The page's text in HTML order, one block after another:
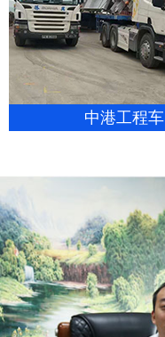
中港工程车